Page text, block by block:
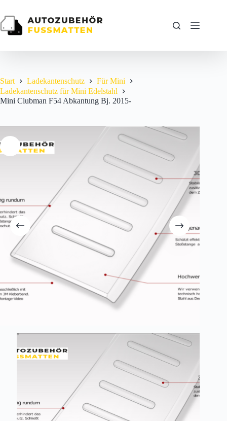
springen
Start Ladekantenschutz
Für Mini
Ladekantenschutz für Mini Edelstahl
Mini Clubman F54 Abkantung Bj. 2015-